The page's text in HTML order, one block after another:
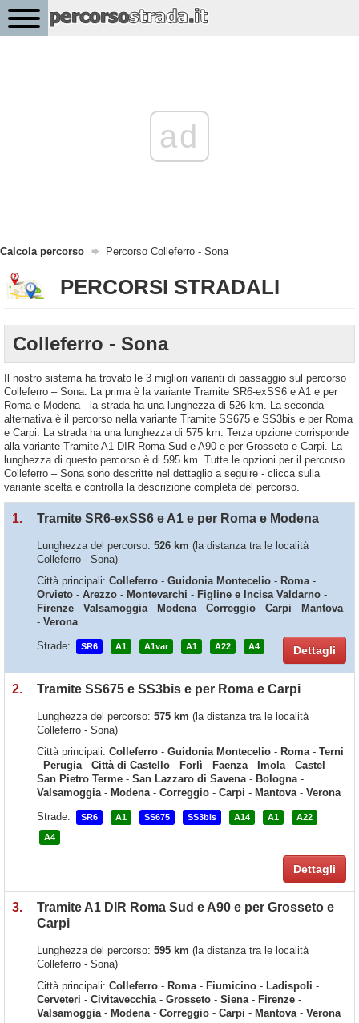
ad
Calcola percorso Percorso Colleferro - Sona
PERCORSI STRADALI
Colleferro - Sona
Il nostro sistema ha trovato le 3 migliori varianti di passaggio sul percorso
Colleferro – Sona. La prima è la variante Tramite SR6-exSS6 e A1 e per
Roma e Modena - la strada ha una lunghezza di 526 km. La seconda
alternativa è il percorso nella variante Tramite SS675 e SS3bis e per Roma
e Carpi. La strada ha una lunghezza di 575 km. Terza opzione corrisponde
alla variante Tramite A1 DIR Roma Sud e A90 e per Grosseto e Carpi. La
lunghezza di questo percorso è di 595 km. Tutte le opzioni per il percorso
Colleferro – Sona sono descritte nel dettaglio a seguire - clicca sulla
variante scelta e controlla la descrizione completa del percorso.
1. Tramite SR6-exSS6 e A1 e per Roma e Modena
Lunghezza del percorso: 526 km (la distanza tra le località
Colleferro - Sona)
Città principali: Colleferro - Guidonia Montecelio - Roma-
Orvieto - Arezzo - Montevarchi - Figline e Incisa Valdarno -
Firenze - Valsamoggia- Modena- Correggio - Carpi - Mantova
- Verona
Strade:
SR6 A1 A1var A1 A22 A4 Dettagli
2. Tramite SS675 e SS3bis e per Roma e Carpi
Lunghezza del percorso: 575 km (la distanza tra le località
Colleferro - Sona)
Città principali: Colleferro - Guidonia Montecelio - Roma- Terni
- Perugia- Città di Castello - Forlì - Faenza- Imola- Castel
San Pietro Terme - San Lazzaro di Savena- Bologna-
Valsamoggia- Modena- Correggio - Carpi - Mantova- Verona
Strade:
SR6 A1 SS675 SS3bis A14 A1 A22
A4
Dettagli
3.
Tramite A1 DIR Roma Sud e A90 e per Grosseto e
Carpi
Lunghezza del percorso: 595 km (la distanza tra le località
Colleferro - Sona)
Città principali: Colleferro - Roma- Fiumicino - Ladispoli -
Cerveteri - Civitavecchia- Grosseto - Siena- Firenze -
Valsamoggia- Modena- Correggio - Carpi - Mantova- Verona